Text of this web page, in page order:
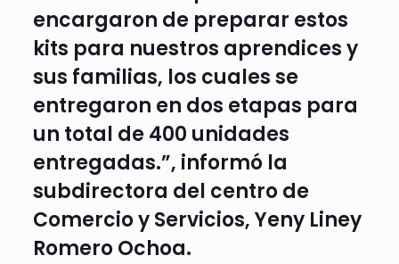
encargaron de preparar estos
kits para nuestros aprendices y
sus familias, los cuales se
entregaron en dos etapas para
un total de 400 unidades
entregadas.”, informó la
subdirectora del centro de
Comercio y Servicios, Yeny Liney
Romero Ochoa.